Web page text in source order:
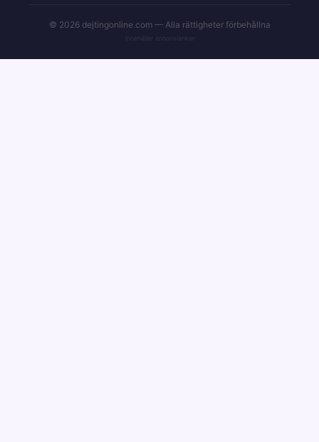
© 2026 dejtingonline.com — Alla rättigheter förbehållna